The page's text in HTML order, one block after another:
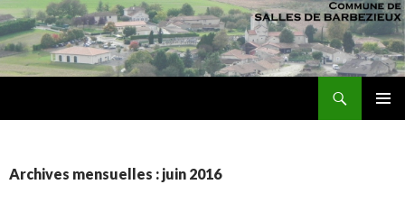
Archives mensuelles : juin 2016